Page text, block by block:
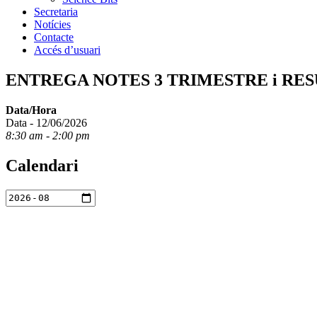
Secretaria
Notícies
Contacte
Accés d’usuari
ENTREGA NOTES 3 TRIMESTRE i
Data/Hora
Data - 12/06/2026
8:30 am - 2:00 pm
Calendari